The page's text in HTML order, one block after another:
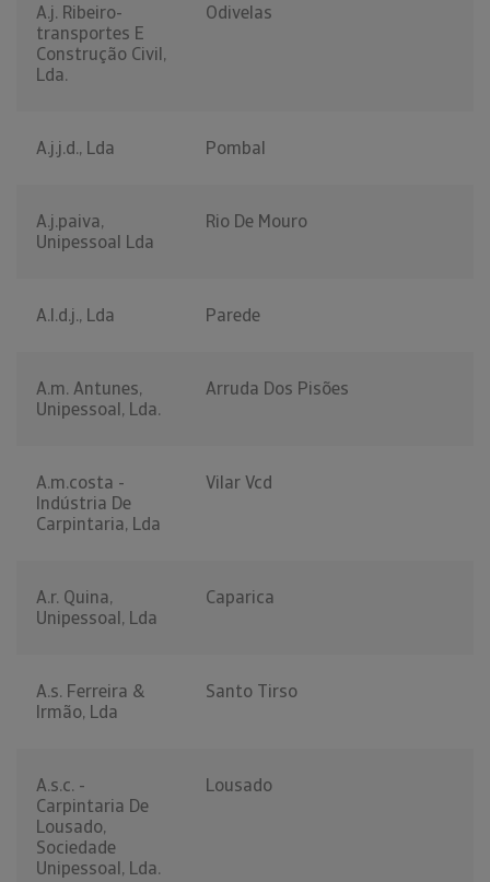
A.j. Ribeiro-
transportes E
Construção Civil,
Lda.
Odivelas
A.j.j.d., Lda Pombal
A.j.paiva,
Unipessoal Lda
Rio De Mouro
A.l.d.j., Lda Parede
A.m. Antunes,
Unipessoal, Lda.
Arruda Dos Pisões
A.m.costa -
Indústria De
Carpintaria, Lda
Vilar Vcd
A.r. Quina,
Unipessoal, Lda
Caparica
A.s. Ferreira &
Irmão, Lda
Santo Tirso
A.s.c. -
Carpintaria De
Lousado,
Sociedade
Unipessoal, Lda.
Lousado